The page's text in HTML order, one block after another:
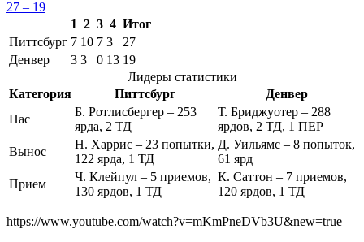
27 – 19
1 2 3 4 Итог
Питтсбург 7 10 7 3
27
Денвер
3 3 0 13 19
Лидеры статистики
Категория
Питтсбург
Денвер
Пас
Б. Ротлисбергер – 253
ярда, 2 ТД
Т. Бриджуотер – 288
ярдов, 2 ТД, 1 ПЕР
Вынос
Н. Харрис – 23 попытки,
122 ярда, 1 ТД
Д. Уильямс – 8 попыток,
61 ярд
Прием
Ч. Клейпул – 5 приемов,
130 ярдов, 1 ТД
К. Саттон – 7 приемов,
120 ярдов, 1 ТД
https://www.youtube.com/watch?v=mKmPneDVb3U&new=true